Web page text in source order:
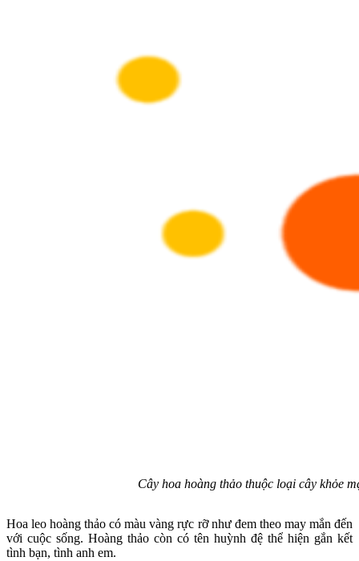
Cây hoa hoàng thảo thuộc loại cây khỏe
Hoa leo hoàng thảo có màu vàng rực rỡ như đem theo may mắn đến
với cuộc sống. Hoàng thảo còn có tên huỳnh đệ thể hiện gắn kết
tình bạn, tình anh em.